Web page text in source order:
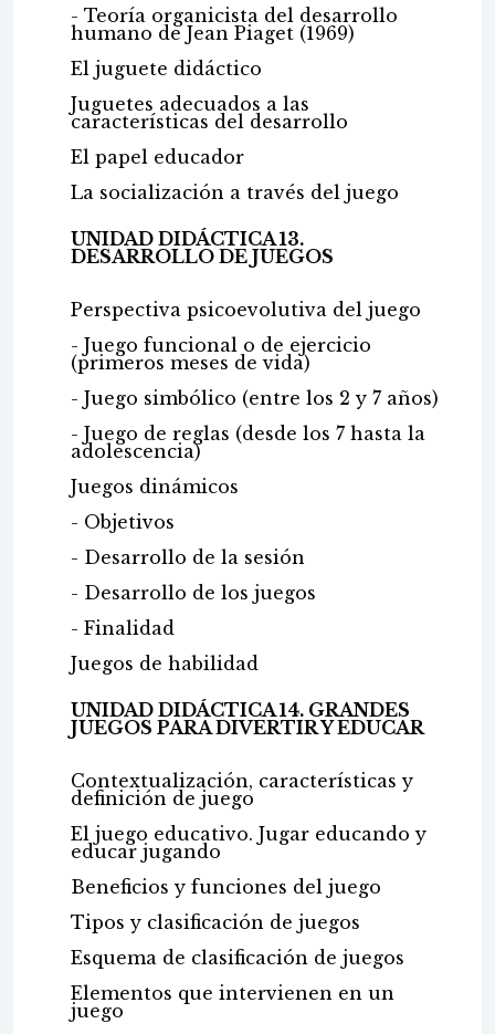
- Teoría organicista del desarrollo
humano de Jean Piaget (1969)
El juguete didáctico
Juguetes adecuados a las
características del desarrollo
El papel educador
La socialización a través del juego
UNIDAD DIDÁCTICA 13.
DESARROLLO DE JUEGOS
Perspectiva psicoevolutiva del juego
- Juego funcional o de ejercicio
(primeros meses de vida)
- Juego simbólico (entre los 2 y 7 años)
- Juego de reglas (desde los 7 hasta la
adolescencia)
Juegos dinámicos
- Objetivos
- Desarrollo de la sesión
- Desarrollo de los juegos
- Finalidad
Juegos de habilidad
UNIDAD DIDÁCTICA 14. GRANDES
JUEGOS PARA DIVERTIR Y EDUCAR
Contextualización, características y
definición de juego
El juego educativo. Jugar educando y
educar jugando
Beneficios y funciones del juego
Tipos y clasificación de juegos
Esquema de clasificación de juegos
Elementos que intervienen en un
juego